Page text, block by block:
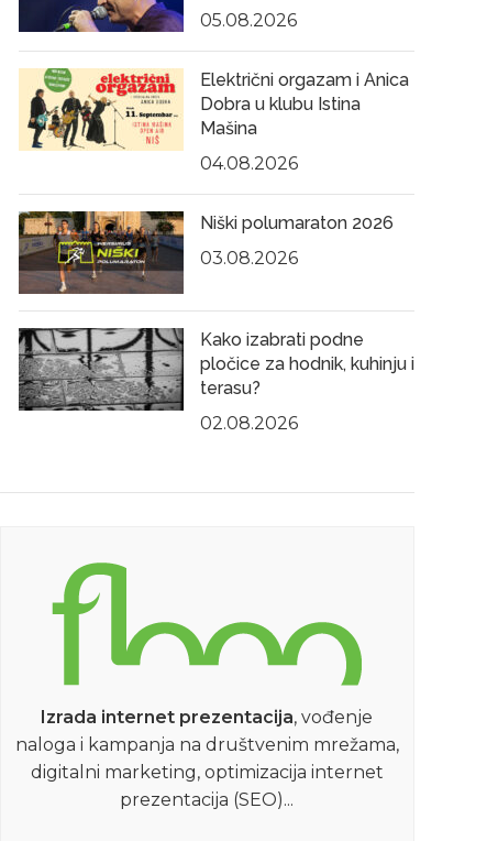
05.08.2026
Električni orgazam i Anica
Dobra u klubu Istina
Mašina
04.08.2026
Niški polumaraton 2026
03.08.2026
Kako izabrati podne
pločice za hodnik, kuhinju i
terasu?
02.08.2026
Izrada internet prezentacija, vođenje
naloga i kampanja na društvenim mrežama,
digitalni marketing, optimizacija internet
prezentacija (SEO)...